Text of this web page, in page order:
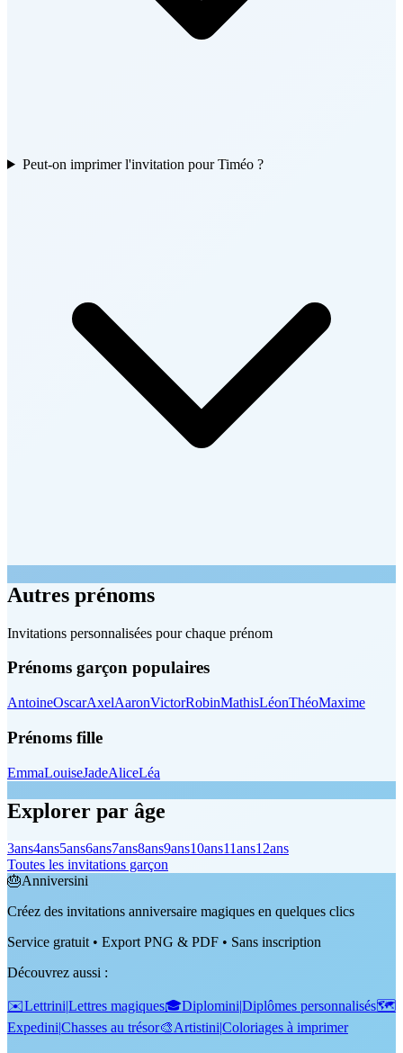
Peut-on imprimer l'invitation pour Timéo ?
Autres prénoms
Invitations personnalisées pour chaque prénom
Prénoms garçon populaires
AntoineOscarAxelAaronVictorRobinMathisLéonThéoMaxime
Prénoms fille
EmmaLouiseJadeAliceLéa
Explorer par âge
3ans4ans5ans6ans7ans8ans9ans10ans11ans12ans
Toutes les invitations garçon
🎂Anniversini
Créez des invitations anniversaire magiques en quelques clics
Service gratuit • Export PNG & PDF • Sans inscription
Découvrez aussi :
✉️Lettrini|Lettres magiques🎓Diplomini|Diplômes personnalisés🗺️
Expedini|Chasses au trésor🎨Artistini|Coloriages à imprimer